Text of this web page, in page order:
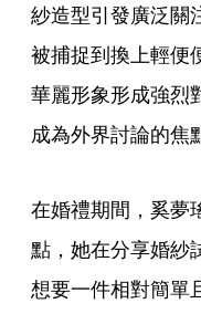
紗造型引發廣泛關
被捕捉到換上輕便
華麗形象形成強烈
成為外界討論的焦
在婚禮期間，奚夢
點，她在分享婚紗
想要一件相對簡單